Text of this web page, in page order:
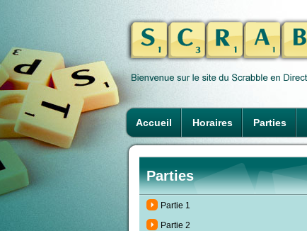
Accueil Horaires Parties
Parties
Partie 1
Partie 2